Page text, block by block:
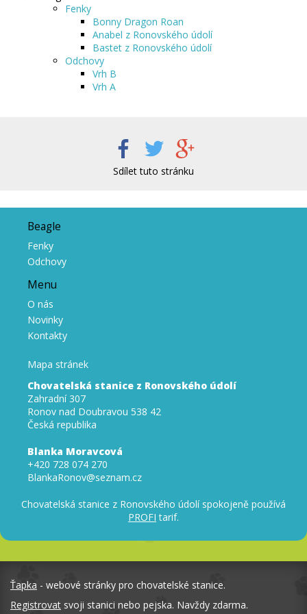
Fenky
Bonny Dragon Roan
Anabel z Ronovského údolí
Bastet z Ronovského údolí
Odchovy
Vrh B
Vrh A
Sdílet tuto stránku
Beagle
Fenky
Odchovy
Menu
O nás
Novinky
Kontakty
Mapa stránek
Chovatelská stanice z Ronovského údolí
Zahradní 307
Ronov nad Doubravou 538 42
Česká republika
Blanka Moravcová
+420 728 074 270
BlankaRonov@seznam.cz
Chovatelská stanice z Ronovského údolí spokojeně používá
PROFI tarif.
Ťapka - webové stránky pro chovatelské stanice.
Registrovat svoji stanici nebo pejska. Navždy zdarma.